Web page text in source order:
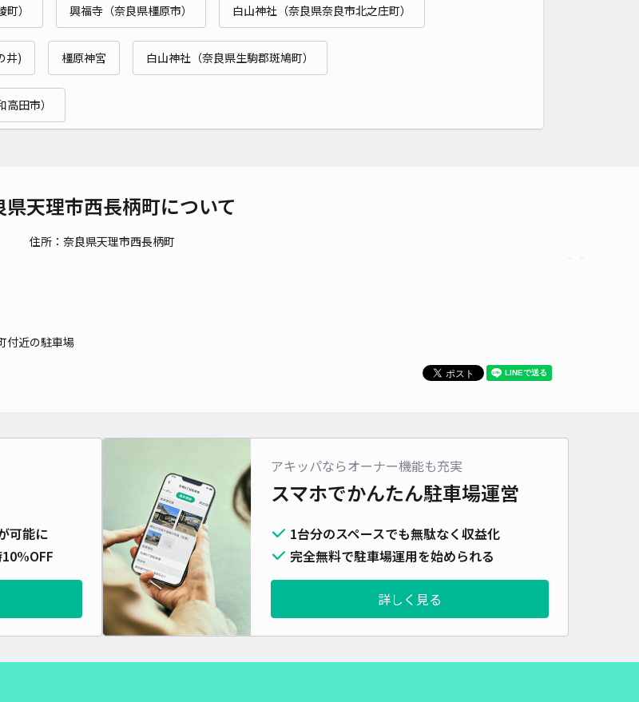
） 興福寺（奈良県橿原市） 白山神社（奈良県奈良市北之庄町）
井) 橿原神宮 白山神社（奈良県生駒郡斑鳩町）
田市）
県天理市西長柄町について
住所：奈良県天理市西長柄町
付近の駐車場
可能に
アキッパならオーナー機能も充実
スマホでかんたん駐車場運営
1台分のスペースでも無駄なく収益化
完全無料で駐車場運用を始められる
詳しく見る